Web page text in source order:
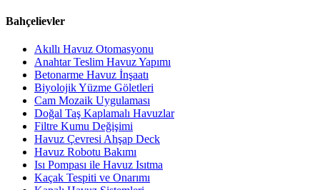
Bahçelievler
Akıllı Havuz Otomasyonu
Anahtar Teslim Havuz Yapımı
Betonarme Havuz İnşaatı
Biyolojik Yüzme Göletleri
Cam Mozaik Uygulaması
Doğal Taş Kaplamalı Havuzlar
Filtre Kumu Değişimi
Havuz Çevresi Ahşap Deck
Havuz Robotu Bakımı
Isı Pompası ile Havuz Isıtma
Kaçak Tespiti ve Onarımı